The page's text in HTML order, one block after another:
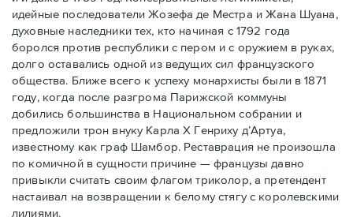
идейные последователи Жозефа де Местра и Жана Шуана,
духовные наследники тех, кто начиная с 1792 года
боролся против республики с пером и с оружием в руках,
долго оставались одной из ведущих сил французского
общества. Ближе всего к успеху монархисты были в 1871
году, когда после разгрома Парижской коммуны
добились большинства в Национальном собрании и
предложили трон внуку Карла Х Генриху д’Артуа,
известному как граф Шамбор. Реставрация не произошла
по комичной в сущности причине — французы давно
привыкли считать своим флагoм триколор, а претендент
настаивал на возвращении к белому стягу с королевскими
лилиями.